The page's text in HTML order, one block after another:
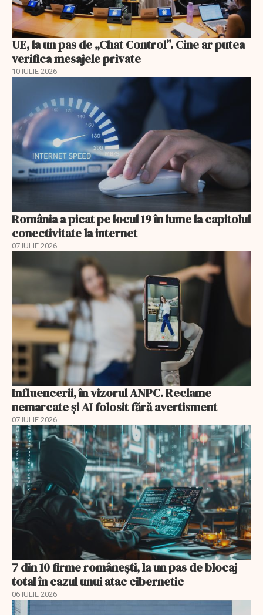
UE, la un pas de „Chat Control”. Cine ar putea
verifica mesajele private
10 IULIE 2026
România a picat pe locul 19 în lume la capitolul
conectivitate la internet
07 IULIE 2026
Influencerii, în vizorul ANPC. Reclame
nemarcate și AI folosit fără avertisment
07 IULIE 2026
7 din 10 firme românești, la un pas de blocaj
total în cazul unui atac cibernetic
06 IULIE 2026